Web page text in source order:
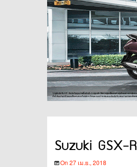
Suzuki GSX-
On 27 เม.ย., 2018